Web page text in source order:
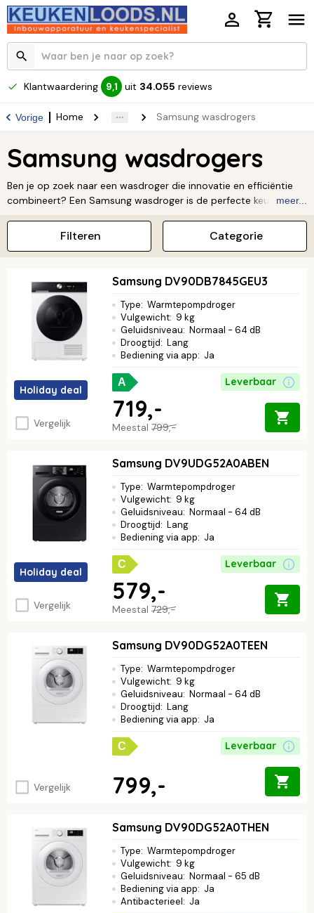
Klantwaardering 9,1 uit 34.055 reviews
Vorige Home Samsung wasdrogers
Samsung wasdrogers
Ben je op zoek naar een wasdroger die innovatie en efficiëntie
combineert? Een Samsung wasdroger is de perfecte keuze voor
wasgoed altijd perfect gedroogd, terwijl je kleding wordt
beschermd en je energie bespaart. Deze betrouwbare drogers
bieden ultiem gebruiksgemak en zorgen voor een kreukvrij
Lees verder ↓
meer...
Categorie
Filteren
Holiday deal
Vergelijk
Samsung DV90DB7845GEU3
Type: Warmtepompdroger
Vulgewicht: 9 kg
Geluidsniveau: Normaal - 64 dB
Droogtijd: Lang
Bediening via app: Ja
A Leverbaar
Meestal 799,-
719,-
Holiday deal
Vergelijk
Samsung DV9UDG52A0ABEN
Type: Warmtepompdroger
Vulgewicht: 9 kg
Geluidsniveau: Normaal - 64 dB
Droogtijd: Lang
Bediening via app: Ja
C Leverbaar
Meestal 729,-
579,-
Vergelijk
Samsung DV90DG52A0TEEN
Type: Warmtepompdroger
Vulgewicht: 9 kg
Geluidsniveau: Normaal - 64 dB
Droogtijd: Lang
Bediening via app: Ja
C Leverbaar
799,-
Samsung DV90DG52A0THEN
Type: Warmtepompdroger
Vulgewicht: 9 kg
Geluidsniveau: Normaal - 65 dB
Bediening via app: Ja
Antibacterieel: Ja